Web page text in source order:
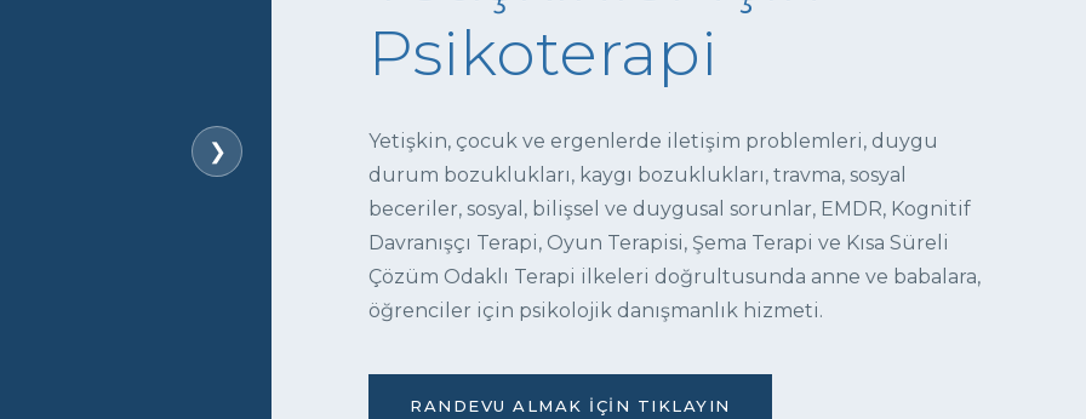
❯
Psikoterapi
Yetişkin, çocuk ve ergenlerde iletişim problemleri, duygu
durum bozuklukları, kaygı bozuklukları, travma, sosyal
beceriler, sosyal, bilişsel ve duygusal sorunlar, EMDR, Kognitif
Davranışçı Terapi, Oyun Terapisi, Şema Terapi ve Kısa Süreli
Çözüm Odaklı Terapi ilkeleri doğrultusunda anne ve babalara,
öğrenciler için psikolojik danışmanlık hizmeti.
RANDEVU ALMAK İÇIN TIKLAYIN